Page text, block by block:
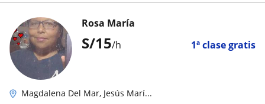
S/15/h 1ª clase gratis
Rosa María
Magdalena Del Mar, Jesús Marí...